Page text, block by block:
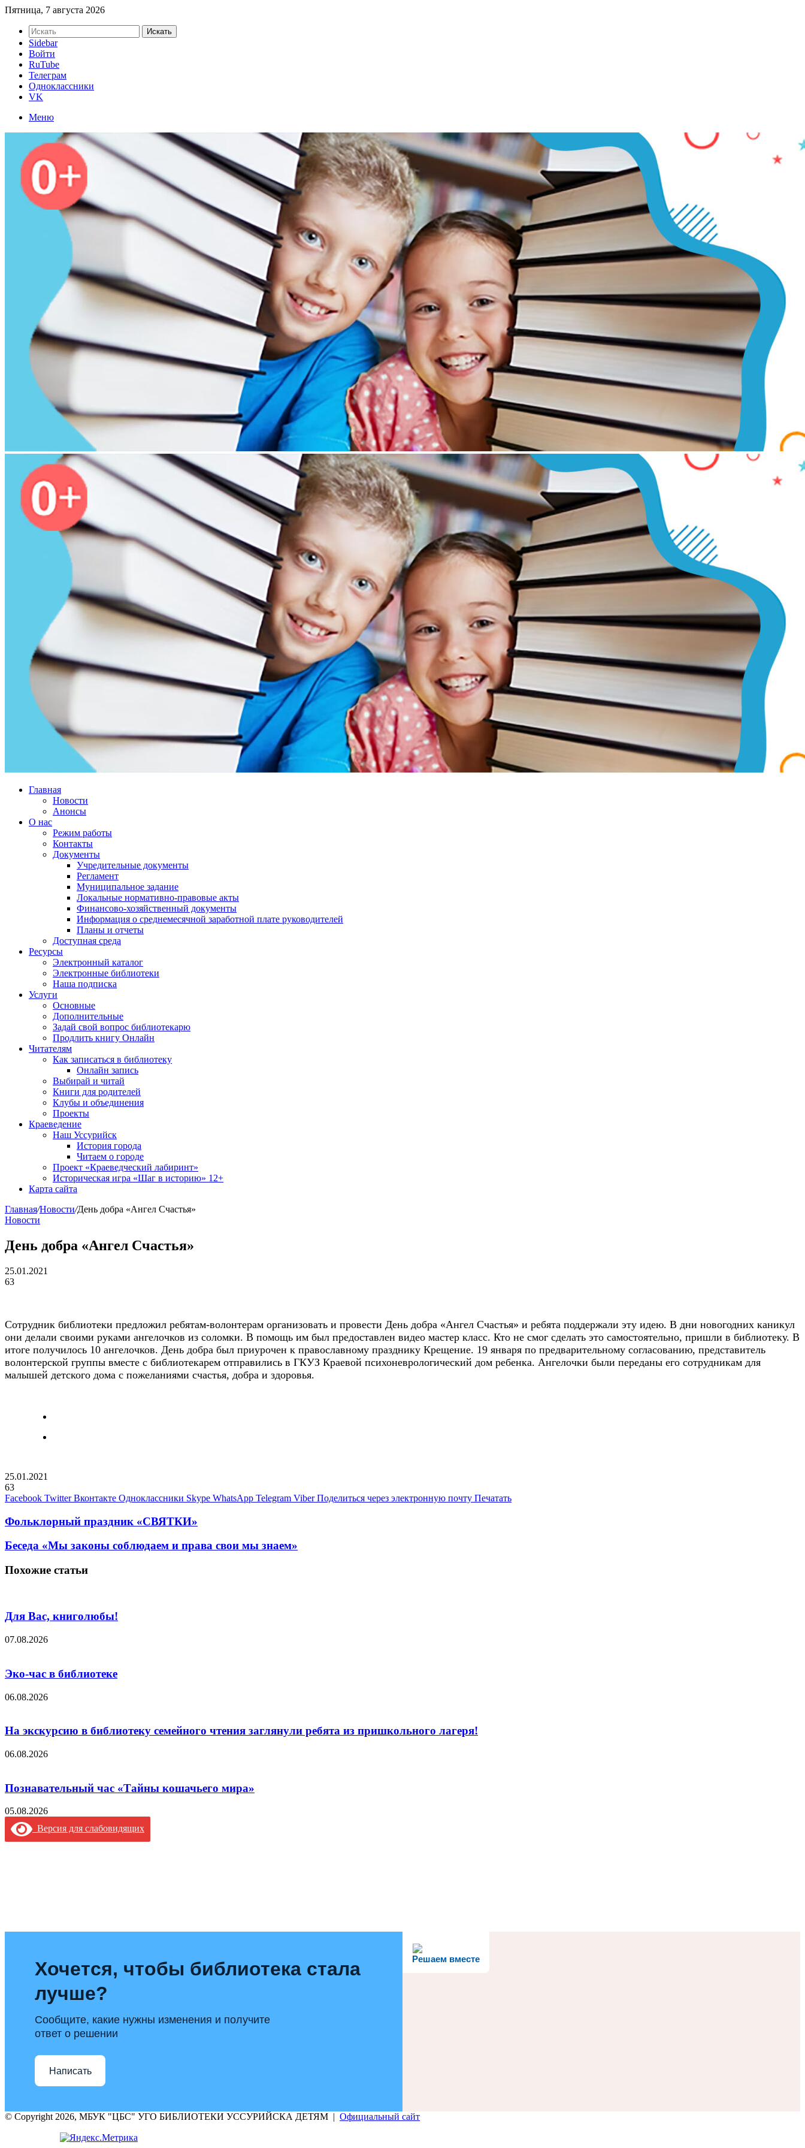
Пятница, 7 августа 2026
Искать
Sidebar
Войти
RuTube
Телеграм
Одноклассники
VK
Меню
Главная
Новости
Анонсы
О нас
Режим работы
Контакты
Документы
Учредительные документы
Регламент
Муниципальное задание
Локальные нормативно-правовые акты
Финансово-хозяйственный документы
Информация о среднемесячной заработной плате руководителей
Планы и отчеты
Доступная среда
Ресурсы
Электронный каталог
Электронные библиотеки
Наша подписка
Услуги
Основные
Дополнительные
Задай свой вопрос библиотекарю
Продлить книгу Онлайн
Читателям
Как записаться в библиотеку
Онлайн запись
Выбирай и читай
Книги для родителей
Клубы и объединения
Проекты
Краеведение
Наш Уссурийск
История города
Читаем о городе
Проект «Краеведческий лабиринт»
Историческая игра «Шаг в историю» 12+
Карта сайта
Главная/Новости/День добра «Ангел Счастья»
Новости
День добра «Ангел Счастья»
25.01.2021
63
Сотрудник библиотеки предложил ребятам-волонтерам организовать и провести День добра «Ангел Счастья» и ребята поддержали эту идею. В дни новогодних каникул
они делали своими руками ангелочков из соломки. В помощь им был предоставлен видео мастер класс. Кто не смог сделать это самостоятельно, пришли в библиотеку. В
итоге получилось 10 ангелочков. День добра был приурочен к православному празднику Крещение. 19 января по предварительному согласованию, представитель
волонтерской группы вместе с библиотекарем отправились в ГКУЗ Краевой психоневрологический дом ребенка. Ангелочки были переданы его сотрудникам для
малышей детского дома с пожеланиями счастья, добра и здоровья.
25.01.2021
63
Facebook Twitter Вконтакте Одноклассники Skype WhatsApp Telegram Viber Поделиться через электронную почту Печатать
Фольклорный праздник «СВЯТКИ»
Беседа «Мы законы соблюдаем и права свои мы знаем»
Похожие статьи
Для Вас, книголюбы!
07.08.2026
Эко-час в библиотеке
06.08.2026
На экскурсию в библиотеку семейного чтения заглянули ребята из пришкольного лагеря!
06.08.2026
Познавательный час «Тайны кошачьего мира»
05.08.2026
Версия для слабовидящих
Решаем вместе
Хочется, чтобы библиотека стала
лучше?
Сообщите, какие нужны изменения и получите
ответ о решении
Написать
© Copyright 2026, МБУК "ЦБС" УГО БИБЛИОТЕКИ УССУРИЙСКА ДЕТЯМ | Официальный сайт